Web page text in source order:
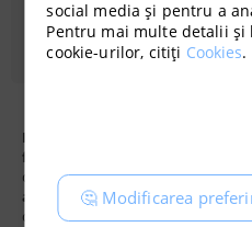
Pompa de aer BOYU LK-80
funcționare silențioasă
, la fel
diferență este că modelul LK are
a aerului mai mare. Dispune
disipare bună a căldurii și durată
social media și pentru a
Pentru mai multe detalii
cookie-urilor, citiți Cookies.
🤔 Modificarea